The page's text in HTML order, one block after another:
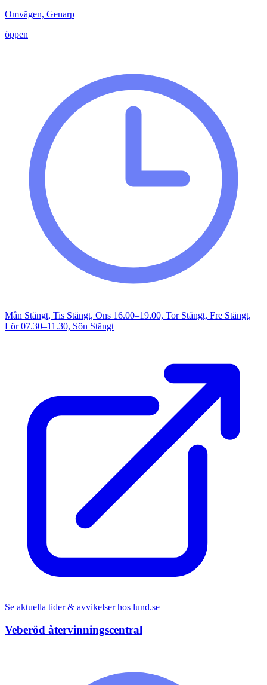
Omvägen, Genarp
öppen
Mån Stängt, Tis Stängt, Ons 16.00–19.00, Tor Stängt, Fre Stängt,
Lör 07.30–11.30, Sön Stängt
Se aktuella tider & avvikelser hos lund.se
Veberöd återvinningscentral